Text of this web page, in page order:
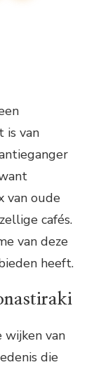
is van
van oude
cafés.
van deze
heeft.
wijken van
die